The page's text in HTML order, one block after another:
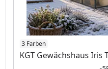
3 Farben
KGT Gewächshaus Iris